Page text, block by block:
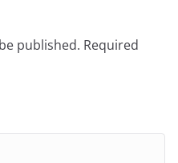
published. Required